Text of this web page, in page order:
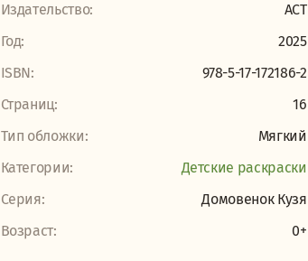
Издательство:
АСТ
Год:
2025
ISBN:
978-5-17-172186-2
Страниц:
16
Тип обложки:
Мягкий
Категории:
Детские раскраски
Серия:
Домовенок Кузя
Возраст:
0+